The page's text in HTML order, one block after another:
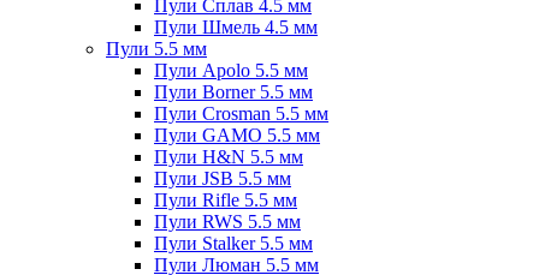
Пули Сплав 4.5 мм
Пули Шмель 4.5 мм
Пули 5.5 мм
Пули Apolo 5.5 мм
Пули Borner 5.5 мм
Пули Crosman 5.5 мм
Пули GAMO 5.5 мм
Пули H&N 5.5 мм
Пули JSB 5.5 мм
Пули Rifle 5.5 мм
Пули RWS 5.5 мм
Пули Stalker 5.5 мм
Пули Люман 5.5 мм